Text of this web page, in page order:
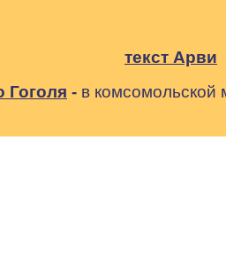
текст Арви
Гоголя - в комсомольской